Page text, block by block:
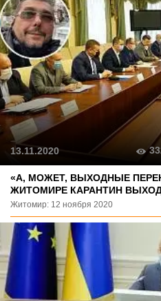
«А, МОЖЕТ, ВЫХОДНЫЕ
ЖИТОМИРЕ КАРАНТИН
Житомир: 12 ноября 2020
13.11.2020